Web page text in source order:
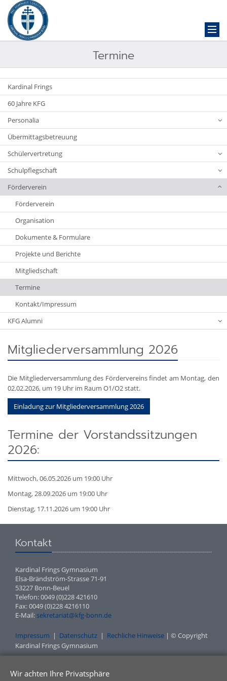
Termine
Kardinal Frings
60 Jahre KFG
Personalia
Übermittagsbetreuung
Schülervertretung
Schulpflegschaft
Förderverein
Förderverein
Organisation
Dokumente & Formulare
Projekte und Berichte
Mitgliedschaft
Termine
Kontakt/Impressum
KFG Alumni
Mitgliederversammlung 2026
Die Mitgliederversammlung des Fördervereins findet am Montag, den
02.02.2026, um 19 Uhr im Raum O1/O2 statt.
Einladung zur Mitgliederversammlung 2026
Termine der Vorstandssitzungen
2026:
Mittwoch, 06.05.2026 um 19:00 Uhr
Montag, 28.09.2026 um 19:00 Uhr
Dienstag, 17.11.2026 um 19:00 Uhr
Kontakt
Kardinal Frings Gymnasium
Elsa-Brändström-Strasse 71-91
53227 Bonn-Beuel
Telefon: 0049 (0)228 421610
Fax: 0049 (0)228 4216110
E-Mail: sekretariat@kfg-bonn.de
Impressum | Datenschutz | Rechliche Hinweise | © Copyright
Kardinal Frings Gymnasium
Wir achten Ihre Privatsphäre